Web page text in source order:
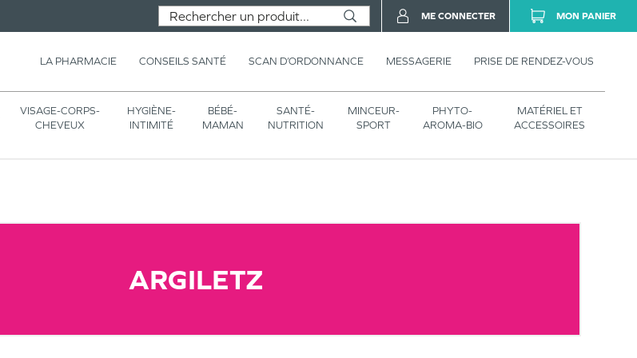
LA PHARMACIE CONSEILS SANTÉ SCAN D’ORDONNANCE MESSAGERIE PRISE DE RENDEZ-VOUS
VISAGE-CORPS-
CHEVEUX
HYGIÈNE-
INTIMITÉ
BÉBÉ-
MAMAN
SANTÉ-
NUTRITION
MINCEUR-
SPORT
PHYTO-
AROMA-BIO
MATÉRIEL ET
ACCESSOIRES
ME CONNECTER MON PANIER
ARGILETZ